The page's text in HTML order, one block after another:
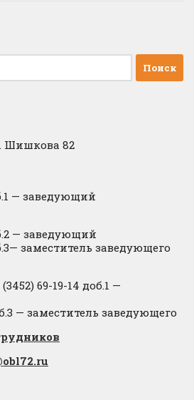
Шишкова 82
— заведующий
— заведующий
заместитель заведующего
69-19-14 доб.1 —
— заместитель заведующего